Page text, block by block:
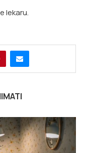
lekaru.